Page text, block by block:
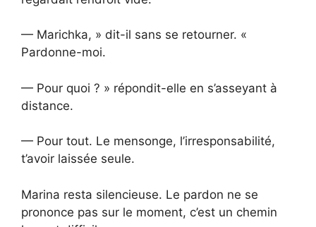
— Marichka, » dit-il sans se retourner. «
Pardonne-moi.
— Pour quoi ? » répondit-elle en s’asseyant à
distance.
— Pour tout. Le mensonge, l’irresponsabilité,
t’avoir laissée seule.
Marina resta silencieuse. Le pardon ne se
prononce pas sur le moment, c’est un chemin